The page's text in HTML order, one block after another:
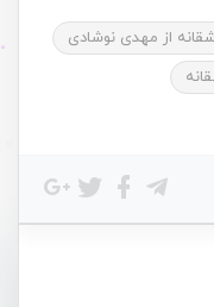
از مهدی نوشادی